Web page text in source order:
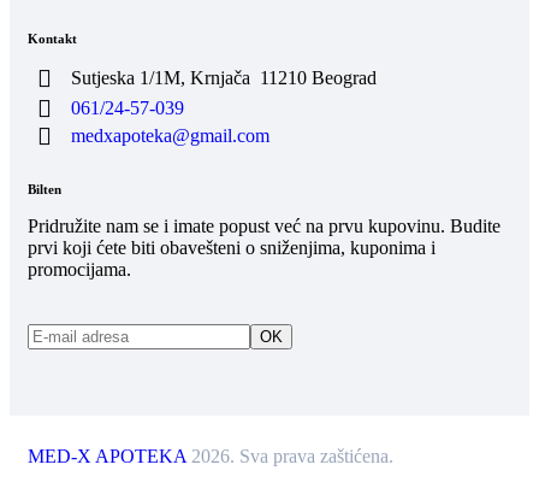
Kontakt
Sutjeska 1/1M, Krnjača 11210 Beograd
061/24-57-039
medxapoteka@gmail.com
Bilten
Pridružite nam se i imate popust već na prvu kupovinu. Budite
prvi koji ćete biti obavešteni o sniženjima, kuponima i
promocijama.
MED-X APOTEKA 2026. Sva prava zaštićena.